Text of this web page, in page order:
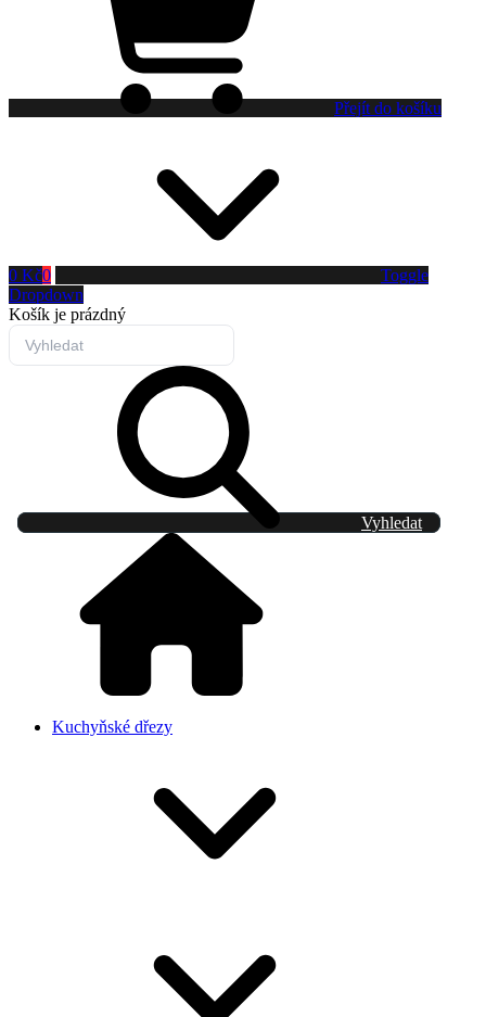
Přejít do košíku
0 Kč0
Toggle
Dropdown
Košík je prázdný
Vyhledat
Kuchyňské dřezy